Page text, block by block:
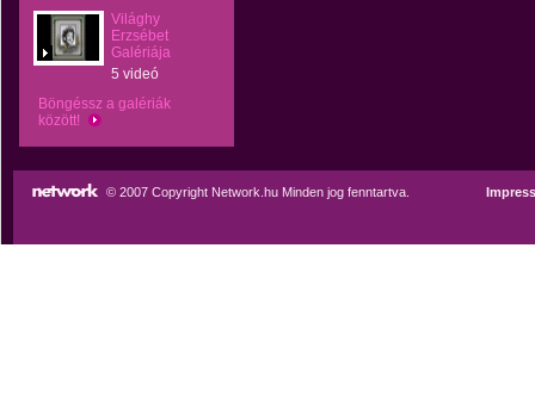
Világhy
Erzsébet
Galériája
5 videó
Böngéssz a galériák
között!
© 2007 Copyright Network.hu Minden jog fenntartva.